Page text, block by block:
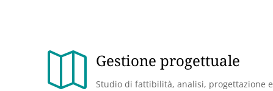
 Gestione progettuale
Studio di fattibilità, analisi, progettazione e